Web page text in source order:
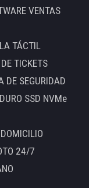
VENTAS
TÁCTIL
TICKETS
DE SEGURIDAD
SSD NVMe
24/7